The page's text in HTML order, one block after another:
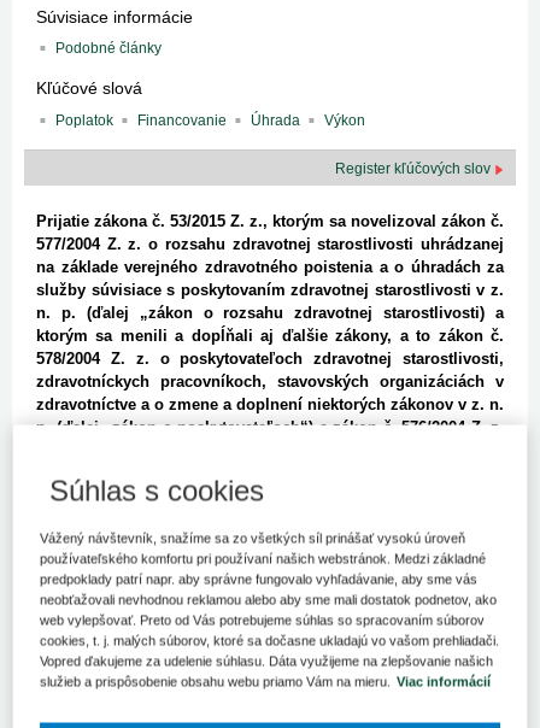
Súvisiace informácie
Podobné články
Kľúčové slová
Poplatok Financovanie Úhrada Výkon
Register kľúčových slov
Prijatie zákona č. 53/2015 Z. z., ktorým sa novelizoval zákon č.
577/2004 Z. z. o rozsahu zdravotnej starostlivosti uhrádzanej
na základe verejného zdravotného poistenia a o úhradách za
služby súvisiace s poskytovaním zdravotnej starostlivosti v z.
n. p. (ďalej „zákon o rozsahu zdravotnej starostlivosti) a
ktorým sa menili a dopĺňali aj ďalšie zákony, a to zákon č.
578/2004 Z. z. o poskytovateľoch zdravotnej starostlivosti,
zdravotníckych pracovníkoch, stavovských organizáciách v
zdravotníctve a o zmene a doplnení niektorých zákonov v z. n.
p. (ďalej „zákon o poskytovateľoch“) a zákon č. 576/2004 Z. z.
niektorých zákonov v z. n. p. (ďalej „zákon o zdravotnej
poskytnutú zdravotnú starostlivosť, čo bolo doprevádzané aj
pomerne búrlivou spoločenskou diskusiou.
Podstatné ustanovenia sa dotýkajú najmä:
zákazu pre zmluvného poskytovateľa zdravotnej
starostlivosti požadovať od fyzickej
osoby/poistenca/pacienta (ďalej len „pacient“) úhradu za
Súhlas s cookies
Vážený návštevník, snažíme sa zo všetkých síl prinášať vysokú úroveň
používateľského komfortu pri používaní našich webstránok. Medzi základné
predpoklady patrí napr. aby správne fungovalo vyhľadávanie, aby sme vás
neobťažovali nevhodnou reklamou alebo aby sme mali dostatok podnetov, ako
web vylepšovať. Preto od Vás potrebujeme súhlas so spracovaním súborov
cookies, t. j. malých súborov, ktoré sa dočasne ukladajú vo vašom prehliadači.
Vopred ďakujeme za udelenie súhlasu. Dáta využijeme na zlepšovanie našich
služieb a prispôsobenie obsahu webu priamo Vám na mieru. Viac informácií